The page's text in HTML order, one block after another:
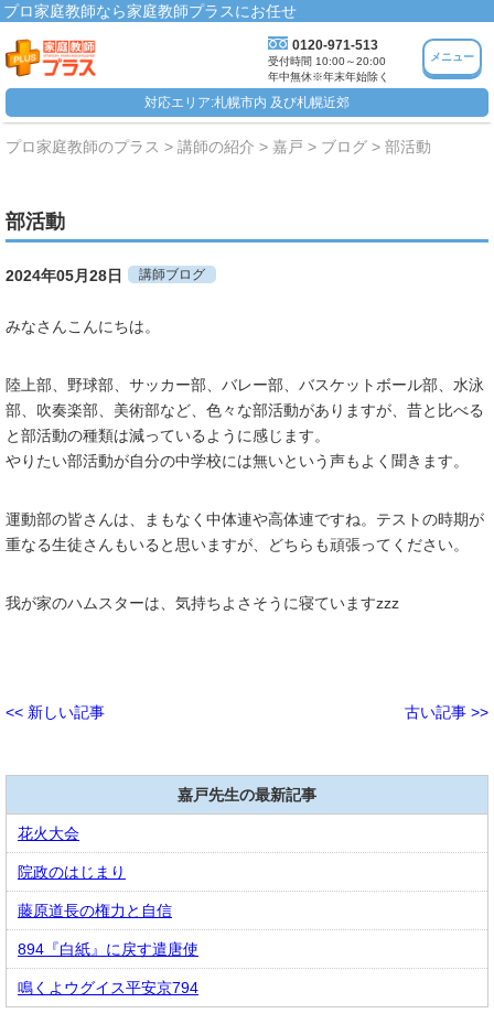
プロ家庭教師なら家庭教師プラスにお任せ
0120-971-513
受付時間 10:00～20:00
年中無休※年末年始除く
メニュー
対応エリア:札幌市内 及び札幌近郊
プロ家庭教師のプラス 講師の紹介 嘉戸 ブログ 部活動
部活動
2024年05月28日 講師ブログ
みなさんこんにちは。
陸上部、野球部、サッカー部、バレー部、バスケットボール部、水泳
部、吹奏楽部、美術部など、色々な部活動がありますが、昔と比べる
と部活動の種類は減っているように感じます。
やりたい部活動が自分の中学校には無いという声もよく聞きます。
運動部の皆さんは、まもなく中体連や高体連ですね。テストの時期が
重なる生徒さんもいると思いますが、どちらも頑張ってください。
我が家のハムスターは、気持ちよさそうに寝ていますzzz
古い記事 >>
<< 新しい記事
嘉戸先生の最新記事
花火大会
院政のはじまり
藤原道長の権力と自信
894『白紙』に戻す遣唐使
鳴くよウグイス平安京794